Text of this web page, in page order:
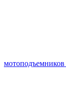
мотоподъемников